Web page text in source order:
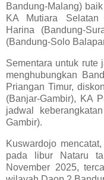
Bandung-Malang)
KA Mutiara Selatan
Harina (Bandung-
(Bandung-Solo
Sementara untuk rute
menghubungkan
Priangan Timur,
(Banjar-Gambir), KA
jadwal
Gambir).
Kuswardojo
pada libur Nataru
November 2025,